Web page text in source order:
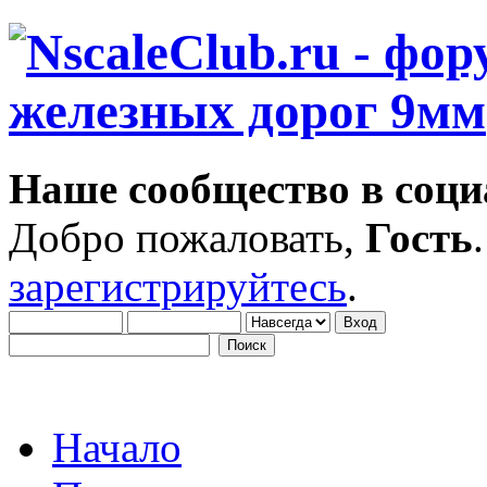
Наше сообщество в
Добро пожаловать, Гость
зарегистрируйтесь.
Начало